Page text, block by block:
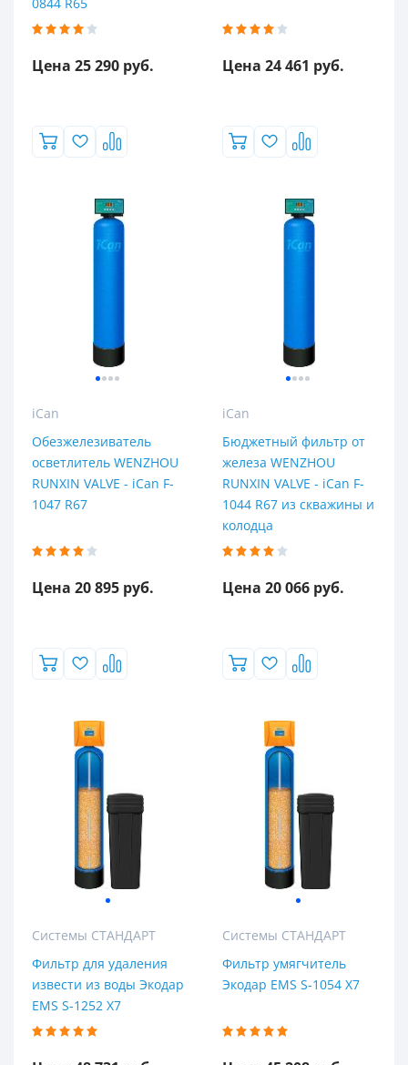
0844 R65
Цена 25 290 руб. Цена 24 461 руб.
iCan
Обезжелезиватель
осветлитель WENZHOU
RUNXIN VALVE - iCan F-
1047 R67
Цена 20 895 руб.
iCan
Бюджетный фильтр от
железа WENZHOU
RUNXIN VALVE - iCan F-
1044 R67 из скважины и
колодца
Цена 20 066 руб.
Системы СТАНДАРТ
Фильтр для удаления
извести из воды Экодар
EMS S-1252 X7
Системы СТАНДАРТ
Фильтр умягчитель
Экодар EMS S-1054 X7